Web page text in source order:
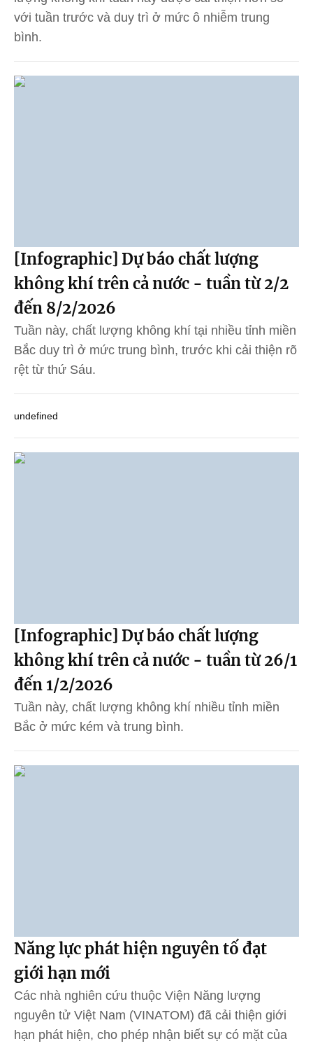
với tuần trước và duy trì ở mức ô nhiễm trung
bình.
[Infographic] Dự báo chất lượng
không khí trên cả nước - tuần từ 2/2
đến 8/2/2026
Tuần này, chất lượng không khí tại nhiều tỉnh miền
Bắc duy trì ở mức trung bình, trước khi cải thiện rõ
rệt từ thứ Sáu.
undefined
[Infographic] Dự báo chất lượng
không khí trên cả nước - tuần từ 26/1
đến 1/2/2026
Tuần này, chất lượng không khí nhiều tỉnh miền
Bắc ở mức kém và trung bình.
Năng lực phát hiện nguyên tố đạt
giới hạn mới
Các nhà nghiên cứu thuộc Viện Năng lượng
nguyên tử Việt Nam (VINATOM) đã cải thiện giới
hạn phát hiện, cho phép nhận biết sự có mặt của